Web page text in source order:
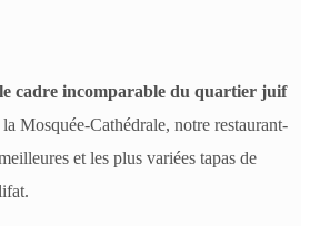
cadre incomparable du quartier juif
Mosquée-Cathédrale, notre restaurant-
et les plus variées tapas de